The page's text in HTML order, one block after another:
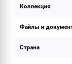
Коллекция
Файлы и
Страна